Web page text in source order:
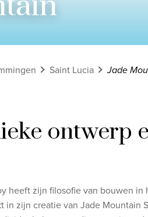
Saint Lucia Jade
ontwerp
heeft zijn filosofie van bouwen in
zijn creatie van Jade Mountain